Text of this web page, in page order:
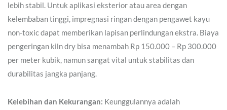
lebih stabil. Untuk aplikasi eksterior atau area dengan
kelembaban tinggi, impregnasi ringan dengan pengawet kayu
non-toxic dapat memberikan lapisan perlindungan ekstra. Biaya
pengeringan kiln dry bisa menambah Rp 150.000 – Rp 300.000
per meter kubik, namun sangat vital untuk stabilitas dan
durabilitas jangka panjang.
Kelebihan dan Kekurangan: Keunggulannya adalah